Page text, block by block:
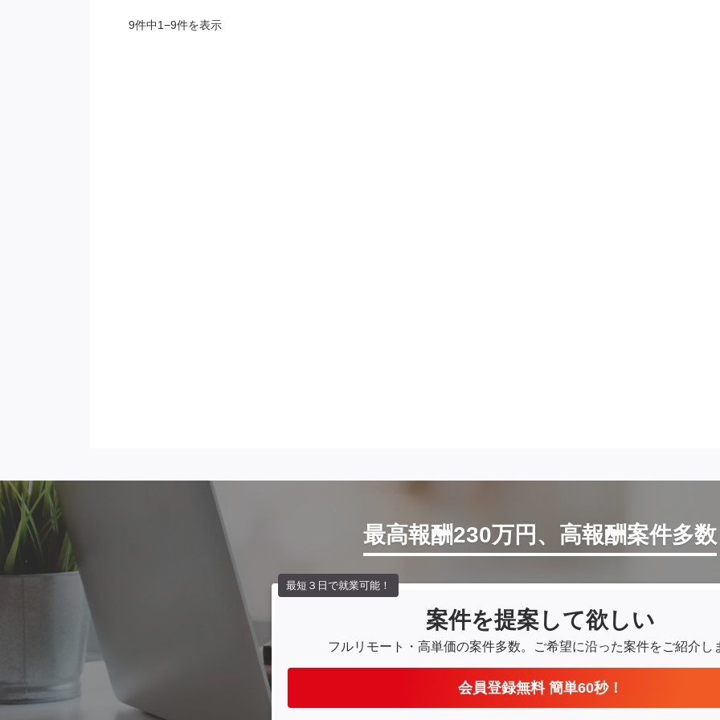
9件中1−9件を表示
最高報酬230万円、高報酬案件多数
案件を提案して欲しい
フルリモート・高単価の案件多数。 ご希望に沿った案件をご紹介し
会員登録無料 簡単60秒！
最短３日で就業可能！